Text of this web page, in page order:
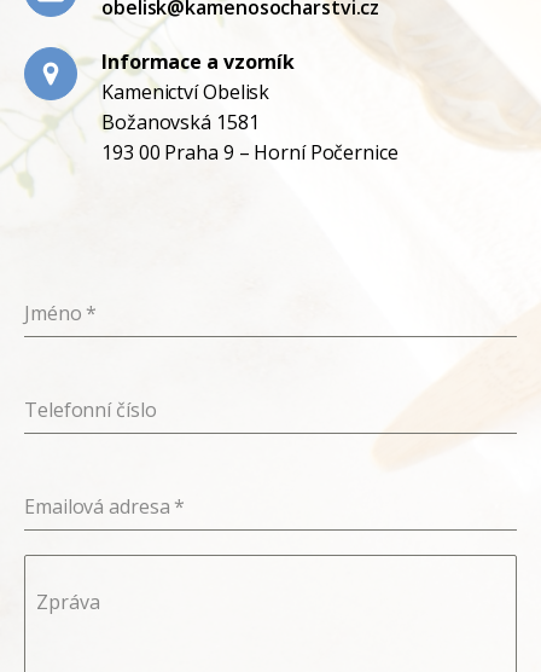
obelisk@kamenosocharstvi.cz
Informace a vzorník
Kamenictví Obelisk
Božanovská 1581
193 00 Praha 9 – Horní Počernice
Jméno *
Telefonní číslo
Emailová adresa *
Zpráva